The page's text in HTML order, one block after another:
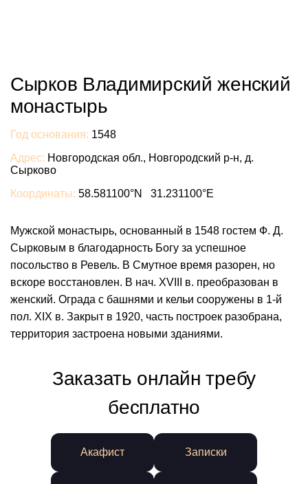
Сырков Владимирский женский
монастырь
Год основания: 1548
Адрес: Новгородская обл., Новгородский р-н, д.
Сырково
Координаты: 58.581100°N 31.231100°E
Мужской монастырь, основанный в 1548 гостем Ф. Д.
Сырковым в благодарность Богу за успешное
посольство в Ревель. В Смутное время разорен, но
вскоре восстановлен. В нач. XVIII в. преобразован в
женский. Ограда с башнями и кельи сооружены в 1-й
пол. XIX в. Закрыт в 1920, часть построек разобрана,
территория застроена новыми зданиями.
Заказать онлайн требу
бесплатно
Акафист Записки